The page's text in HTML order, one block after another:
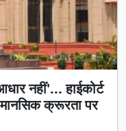
नहीं'... हाईकोर्ट
मानसिक क्रूरता पर